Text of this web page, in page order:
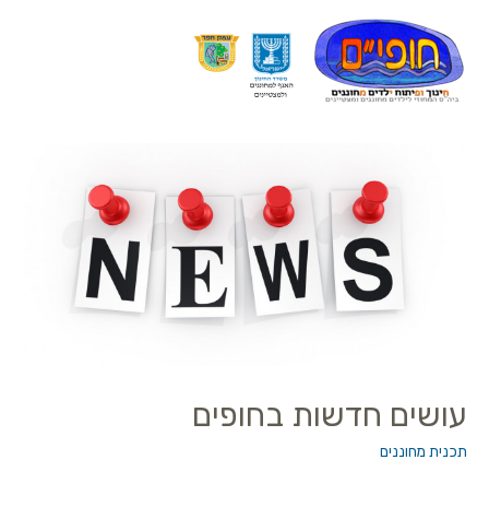
עושים חדשות בחופים
תכנית מחוננים